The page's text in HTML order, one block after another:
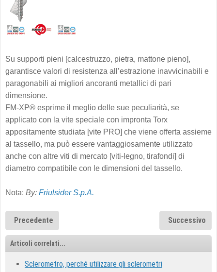
Su supporti pieni [calcestruzzo, pietra, mattone pieno],
garantisce valori di resistenza all’estrazione inavvicinabili e
paragonabili ai migliori ancoranti metallici di pari
dimensione.
FM-XP® esprime il meglio delle sue peculiarità, se
applicato con la vite speciale con impronta Torx
appositamente studiata [vite PRO] che viene offerta assieme
al tassello, ma può essere vantaggiosamente utilizzato
anche con altre viti di mercato [viti-legno, tirafondi] di
diametro compatibile con le dimensioni del tassello.
Nota: By: Friulsider S.p.A.
Precedente Successivo
Articoli correlati...
Sclerometro, perché utilizzare gli sclerometri